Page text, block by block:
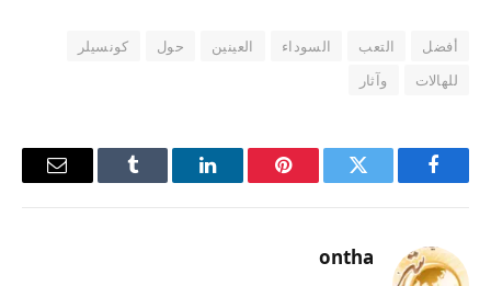
أفضل التعب السوداء العينين حول
كونسيلر
للهالات
وآثار
فيسبوك تويتر بينتيريستلينكدإن Tumblr
البريد
ontha